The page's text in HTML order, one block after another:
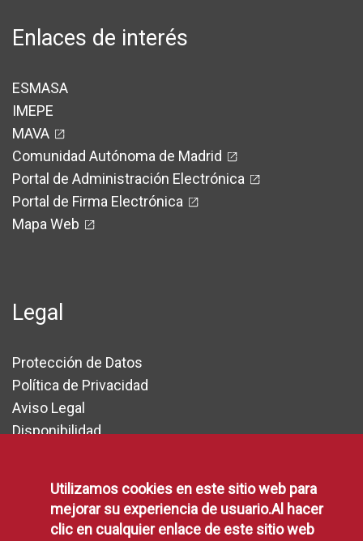
Enlaces de interés
ESMASA
IMEPE
MAVA
Comunidad Autónoma de Madrid
Portal de Administración Electrónica
Portal de Firma Electrónica
Mapa Web
Legal
Protección de Datos
Política de Privacidad
Aviso Legal
Disponibilidad
Utilizamos cookies en este sitio web para
mejorar su experiencia de usuario.Al hacer
clic en cualquier enlace de este sitio web